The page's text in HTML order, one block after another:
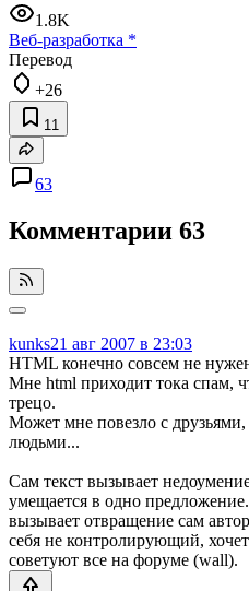
1.8K
Веб-разработка *
Перевод
+26
11
63
Комментарии 63
kunks21 авг 2007 в 23:03
HTML конечно совсем не
Мне html приходит тока спам,
трецо.
Может мне повезло с
людьми...
Сам текст вызывает
умещается в одно
вызывает отвращение сам
себя не контролирующий,
советуют все на форуме (wall).